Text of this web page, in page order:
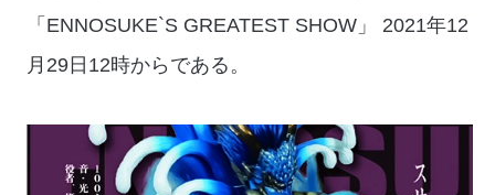
「ENNOSUKE`S GREATEST SHOW」 2021年12
月29日12時からである。